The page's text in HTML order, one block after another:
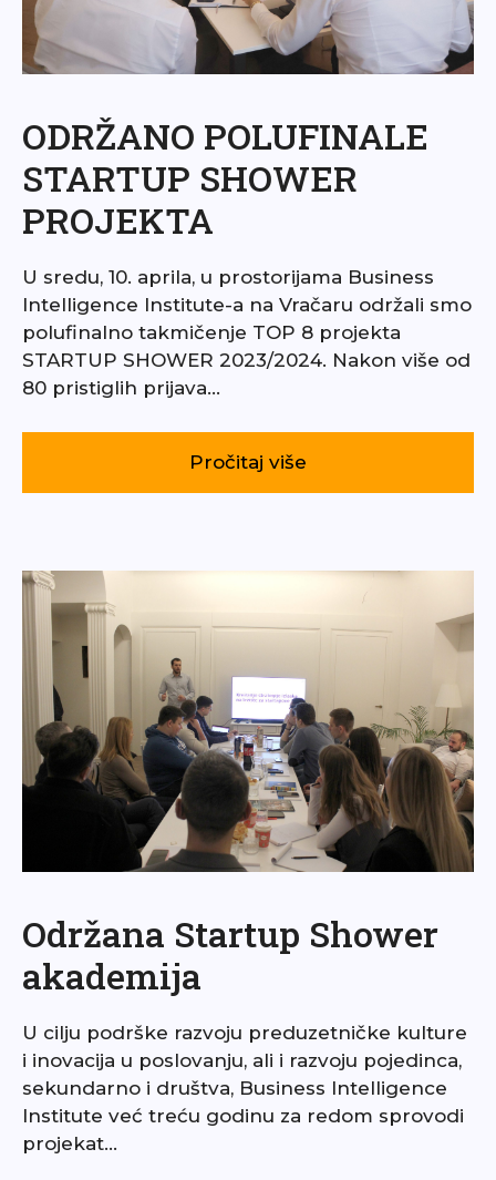
ODRŽANO POLUFINALE
STARTUP SHOWER
PROJEKTA
U sredu, 10. aprila, u prostorijama Business
Intelligence Institute-a na Vračaru održali smo
polufinalno takmičenje TOP 8 projekta
STARTUP SHOWER 2023/2024. Nakon više od
80 pristiglih prijava…
Pročitaj više
Održana Startup Shower
akademija
U cilju podrške razvoju preduzetničke kulture
i inovacija u poslovanju, ali i razvoju pojedinca,
sekundarno i društva, Business Intelligence
Institute već treću godinu za redom sprovodi
projekat…